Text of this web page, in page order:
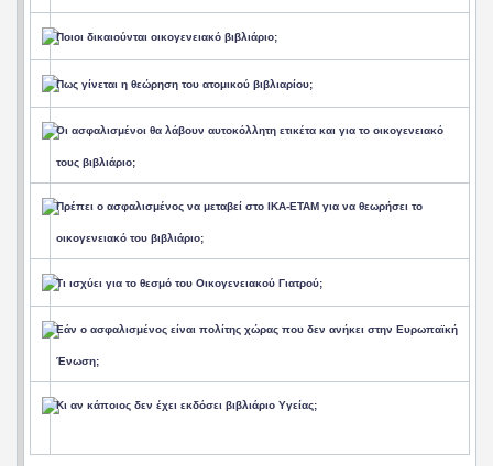
Ποιοι δικαιούνται οικογενειακό βιβλιάριο;
Πως γίνεται η θεώρηση του ατομικού βιβλιαρίου;
Οι ασφαλισμένοι θα λάβουν αυτοκόλλητη ετικέτα και για το οικογενειακό
τους βιβλιάριο;
Πρέπει ο ασφαλισμένος να μεταβεί στο ΙΚΑ-ΕΤΑΜ για να θεωρήσει το
οικογενειακό του βιβλιάριο;
Τι ισχύει για το θεσμό του Οικογενειακού Γιατρού;
Εάν ο ασφαλισμένος είναι πολίτης χώρας που δεν ανήκει στην Ευρωπαϊκή
Ένωση;
Κι αν κάποιος δεν έχει εκδόσει βιβλιάριο Υγείας;